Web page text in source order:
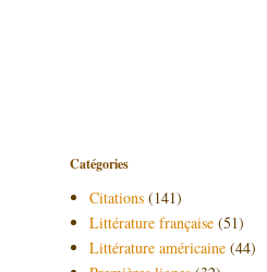
Catégories
Citations (141)
Littérature française (51)
Littérature américaine (44)